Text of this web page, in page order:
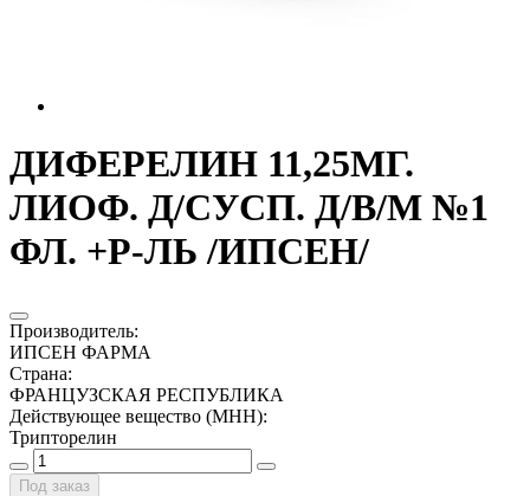
ДИФЕРЕЛИН 11,25МГ.
ЛИОФ. Д/СУСП. Д/В/М №1
ФЛ. +Р-ЛЬ /ИПСЕН/
Производитель:
ИПСЕН ФАРМА
Страна:
ФРАНЦУЗСКАЯ РЕСПУБЛИКА
Действующее вещество (МНН):
Трипторелин
Под заказ